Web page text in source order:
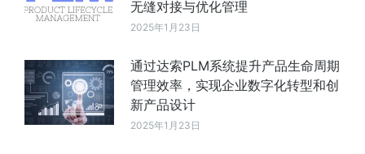
无缝对接与优化管理
2025年1月23日
通过达索PLM系统提升产品生命周期
管理效率，实现企业数字化转型和创
新产品设计
2025年1月23日